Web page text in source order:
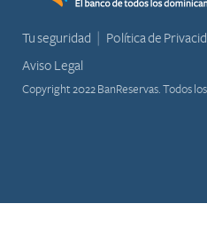
Tu seguridad Política de
Aviso Legal
Copyright 2022 BanReservas. Todos